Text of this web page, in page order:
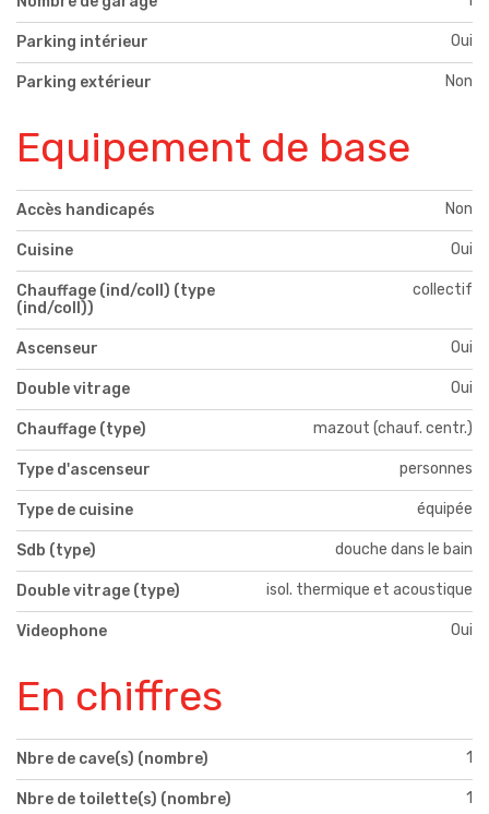
Parking intérieur Oui
Parking extérieur Non
Equipement de base
Accès handicapés Non
Cuisine Oui
Chauffage (ind/coll) (type
(ind/coll))
collectif
Ascenseur Oui
Double vitrage Oui
Chauffage (type) mazout (chauf. centr.)
Type d'ascenseur personnes
Type de cuisine équipée
Sdb (type) douche dans le bain
Double vitrage (type) isol. thermique et acoustique
Videophone Oui
En chiffres
Nbre de cave(s) (nombre) 1
Nbre de toilette(s) (nombre) 1